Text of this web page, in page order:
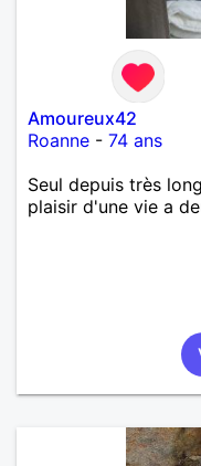
Amoureux42
Roanne - 74 ans
Seul depuis très
plaisir d'une vie a